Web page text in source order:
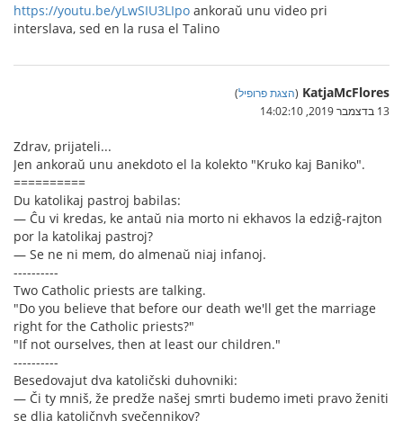
https://youtu.be/yLwSIU3LIpo ankoraŭ unu video pri
interslava, sed en la rusa el Talino
KatjaMcFlores
(הצגת פרופיל)
13 בדצמבר 2019, 14:02:10
Zdrav, prijateli...
Jen ankoraŭ unu anekdoto el la kolekto "Kruko kaj Baniko".
==========
Du katolikaj pastroj babilas:
— Ĉu vi kredas, ke antaŭ nia morto ni ekhavos la edziĝ-rajton
por la katolikaj pastroj?
— Se ne ni mem, do almenaŭ niaj infanoj.
----------
Two Catholic priests are talking.
"Do you believe that before our death we'll get the marriage
right for the Catholic priests?"
"If not ourselves, then at least our children."
----------
Besedovajut dva katoličski duhovniki:
— Či ty mniš, že predže našej smrti budemo imeti pravo ženiti
se dlja katoličnyh svečennikov?